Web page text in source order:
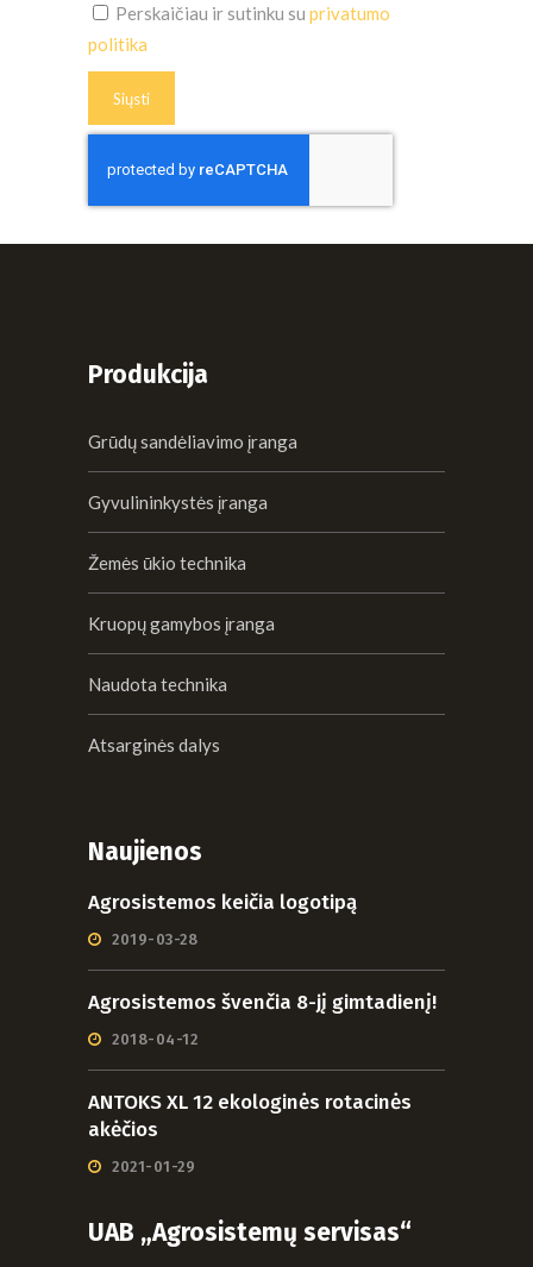
Perskaičiau ir sutinku su privatumo
politika
Produkcija
Grūdų sandėliavimo įranga
Gyvulininkystės įranga
Žemės ūkio technika
Kruopų gamybos įranga
Naudota technika
Atsarginės dalys
Naujienos
Agrosistemos keičia logotipą
2019-03-28
Agrosistemos švenčia 8-jį gimtadienį!
2018-04-12
ANTOKS XL 12 ekologinės rotacinės
akėčios
2021-01-29
UAB „Agrosistemų servisas“